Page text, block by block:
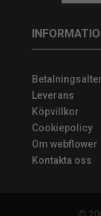
Leverans
Köpvillkor
Cookiepolicy
Om webflower
Kontakta oss